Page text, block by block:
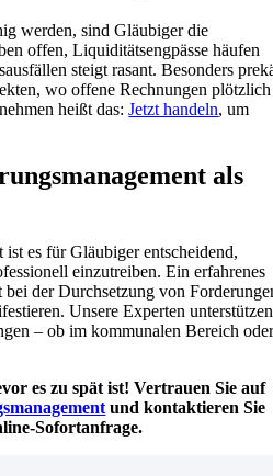
werden, sind Gläubiger die
offen, Liquiditätsengpässe häufen
steigt rasant. Besonders
wo offene Rechnungen plötzlich
heißt das:Jetzt handeln, um
als
es für Gläubiger entscheidend,
einzutreiben. Ein erfahrenes
der Durchsetzung von
Unsere Experten unterstützen
– ob im kommunalen Bereich
es zu spät ist! Vertrauen Sie auf
und kontaktieren Sie
Sofortanfrage.